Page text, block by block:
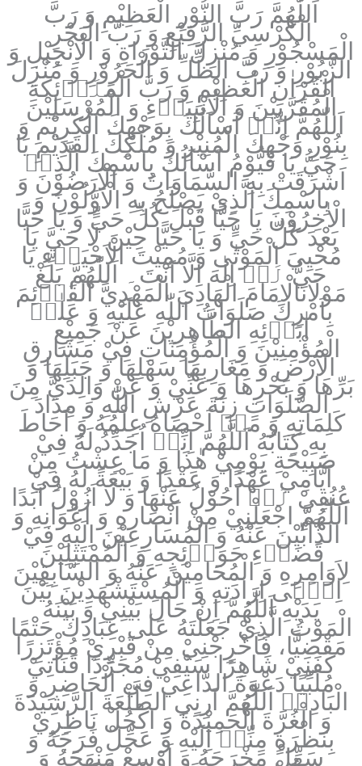
اَللّٰهُمَّ رَبَّ النُّوْرِ الْعَظِيْمِ وَ رَبَّ
الْكُرْسِيِّ الرَّفِيْعِ وَ رَبَّ الْبَحْرِ
الْمَسْجُوْرِ وَ مُنْزِلَ التَّوْرَاةِ وَ الْاِنْجِيْلِ وَ
الزَّبُوْرِ وَ رَبَّ الظِّلِّ وَ الْحَرُوْرِ وَ مُنْزِلَ
الْقُرْاٰنِ الْعَظِيْمِ وَ رَبَّ الْمَلَاۤئِكَةِ
الْمُقَرَّبِيْنَ وَ الْاَنْبِيَاۤءِ وَ الْمُرْسَلِيْنَ
اَللّٰهُمَّ اِنِّيۤ اَسْاَلُكَ بِوَجْهِكَ الْكَرِيْمِ وَ
بِنُوْرِ وَجْهِكَ الْمُنِيْرِ وَ مُلْكِكَ الْقَدِيْمِ يَا
حَيُّ يَا قَيُّوْمُ اَسْاَلُكَ بِاسْمِكَ الَّذِيۤ
اَشْرَقَتْ بِهِ السَّمَاوَاتُ وَ الْاَرَضُوْنَ وَ
بِاسْمِكَ الَّذِيْ يَصْلَحُ بِهِ الْاَوَّلُوْنَ وَ
الْاٰخِرُوْنَ يَا حَيًّا قَبْلَ كُلِّ حَيٍّ وَ يَا حَيًّا
بَعْدَ كُلِّ حَيٍّ وَ يَا حَيًّا حِيْنَ لَا حَيَّ يَا
مُحْيِيَ الْمَوْتٰى وَ مُمِيْتَ الْاَحْيَاۤءِ يَا
حَيُّ لَاۤ اِلٰهَ اِلَّا اَنْتَ۔ اَللّٰهُمَّ بَلِّغْ
مَوْلَانَالْاِمَامَ الْهَادِيَ الْمَهْدِيَّ الْقَاۤئِمَ
بِاَمْرِكَ صَلَوَاتُ اللّٰهِ عَلَيْهِ وَ عَلٰىۤ
اٰبَاۤئِهِ الطَّاهِرِيْنَ عَنْ جَمِيْعِ
الْمُؤْمِنِيْنَ وَ الْمُؤْمِنَاتِ فِيْ مَشَارِقِ
الْاَرْضِ وَ مَغَارِبِهَا سَهْلِهَا وَ جَبَلِهَا وَ
بَرِّهَا وَ بَحْرِهَا وَ عَنِّيْ وَ عَنْ وَالِدَيَّ مِنَ
الصَّلَوَاتِ زِنَةَ عَرْشِ اللّٰهِ وَ مِدَادَ
كَلِمَاتِهِ وَ مَاۤ اَحْصَاهُ عِلْمُهُ وَ اَحَاطَ
بِهِ كِتَابُهُ اَللّٰهُمَّ اِنِّيۤ اُجَدِّدُ لَهُ فِيْ
صَبِيْحَةِ يَوْمِيْ هٰذَا وَ مَا عِشْتُ مِنْ
اَيَّامِيْ عَهْدًا وَ عَقْدًا وَ بَيْعَةً لَهُ فِيْ
عُنُقِيْ لَاۤ اَحُوْلُ عَنْهَا وَ لَا اَزُوْلُ اَبَدًا
اَللّٰهُمَّ اجْعَلْنِيْ مِنْ اَنْصَارِهِ وَ اَعْوَانِهِ وَ
الذَّآبِّيْنَ عَنْهُ وَ الْمُسَارِعِيْنَ اِلَيْهِ فِيْ
قَضَاۤءِ حَوَاۤئِجِهِ وَ الْمُمْتَثِلِيْنَ
لِاَوَامِرِهِ‏ وَ الْمُحَامِيْنَ عَنْهُ وَ السَّابِقِيْنَ
اِلٰۤى اِرَادَتِهِ وَ الْمُسْتَشْهَدِيْنَ بَيْنَ
يَدَيْهِ اَللّٰهُمَّ اِنْ حَالَ بَيْنِيْ وَ بَيْنَهُ
الْمَوْتُ الَّذِيْ جَعَلْتَهُ عَلٰى عِبَادِكَ حَتْمًا
مَقْضِيًّا، فَاَخْرِجْنِيْ مِنْ قَبْرِيْ مُؤْتَزِرًا
كَفَنِيْ شَاهِرًا سَيْفِيْ مُجَرِّدًا قَنَاتِيْ
مُلَبِّيًا دَعْوَةَ الدَّاعِيْ فِي الْحَاضِرِ وَ
الْبَادِيۤ اَللّٰهُمَّ اَرِنِي الطَّلْعَةَ الرَّشِيْدَةَ
وَ الْغُرَّةَ الْحَمِيْدَةَ وَ اكْحُلْ نَاظِرِيْ
بِنَظْرَةٍ مِنِّيۤ اِلَيْهِ وَ عَجِّلْ فَرَجَهُ وَ
سَهِّلْ مَخْرَجَهُ وَ اَوْسِعْ مَنْهَجَهُ وَ